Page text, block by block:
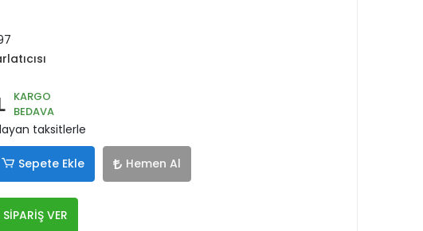
KARGO
BEDAVA
taksitlerle
Sepete Ekle Hemen Al
VER